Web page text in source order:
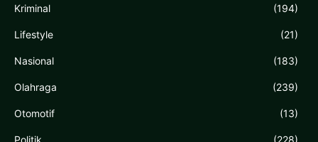
Kriminal (194)
Lifestyle (21)
Nasional (183)
Olahraga (239)
Otomotif (13)